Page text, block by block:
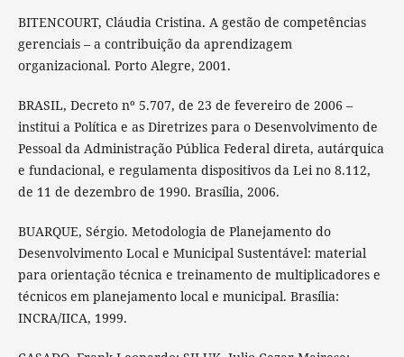
BITENCOURT, Cláudia Cristina. A gestão de competências
gerenciais – a contribuição da aprendizagem
organizacional. Porto Alegre, 2001.
BRASIL, Decreto nº 5.707, de 23 de fevereiro de 2006 –
institui a Política e as Diretrizes para o Desenvolvimento de
Pessoal da Administração Pública Federal direta, autárquica
e fundacional, e regulamenta dispositivos da Lei no 8.112,
de 11 de dezembro de 1990. Brasília, 2006.
BUARQUE, Sérgio. Metodologia de Planejamento do
Desenvolvimento Local e Municipal Sustentável: material
para orientação técnica e treinamento de multiplicadores e
técnicos em planejamento local e municipal. Brasília:
INCRA/IICA, 1999.